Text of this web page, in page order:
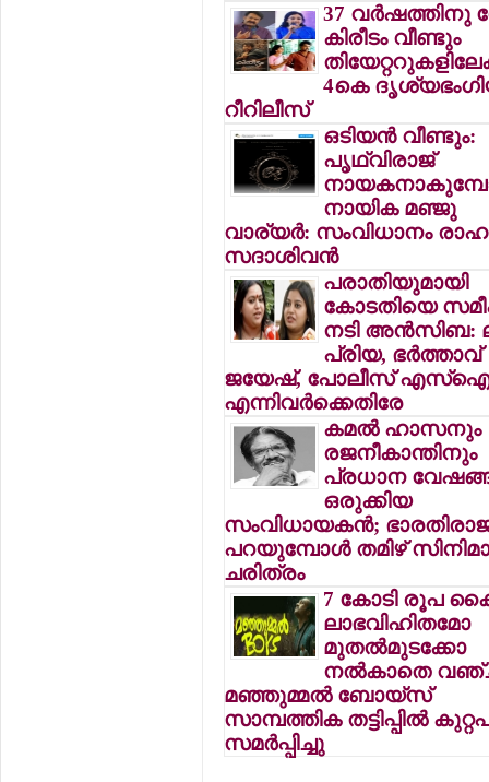
37 വര്‍ഷത്തിനു
കിരീടം വീണ്ടും
4കെ
റീറിലീസ്
ഒടിയന്‍ വീണ്ടും:
പൃഥ്വിരാജ്
നായിക മഞ്ജു
വാര്യര്‍: സംവിധാനം
സദാശിവന്‍
പരാതിയുമായി
കോടതിയെ
നടി അന്‍സിബ:
പ്രിയ, ഭര്‍ത്താവ്
ജയേഷ്, പോലീസ്
എന്നിവര്‍ക്കെതിരേ
കമല്‍ ഹാസനും
രജനീകാന്തിനും
പ്രധാന
ഒരുക്കിയ
സംവിധായകന്‍; ഭാരതിരാജ
പറയുമ്പോള്‍ തമിഴ്
ചരിത്രം
7 കോടി രൂപ
ലാഭവിഹിതമോ
മുതല്‍മുടക്കോ
നല്‍കാതെ
മഞ്ഞുമ്മല്‍ ബോയ്‌സ്
സാമ്പത്തിക തട്ടിപ്പില്‍
സമര്‍പ്പിച്ചു